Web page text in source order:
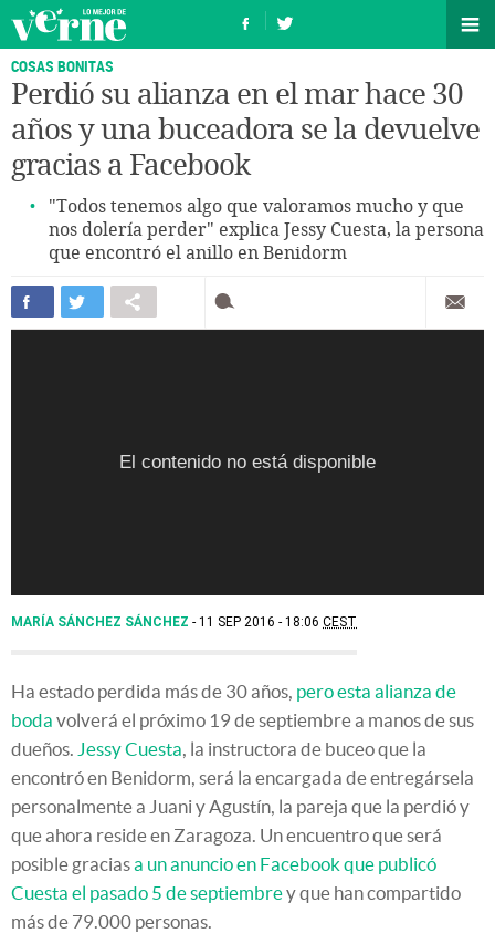
COSAS BONITAS
Perdió su alianza en el mar hace 30
años y una buceadora se la devuelve
gracias a Facebook
"Todos tenemos algo que valoramos mucho y que
nos dolería perder" explica Jessy Cuesta, la persona
que encontró el anillo en Benidorm
El contenido no está disponible
MARÍA SÁNCHEZ SÁNCHEZ 11 SEP 2016 - 18:06 CEST
Ha estado perdida más de 30 años, pero esta alianza de
boda volverá el próximo 19 de septiembre a manos de sus
dueños. Jessy Cuesta, la instructora de buceo que la
encontró en Benidorm, será la encargada de entregársela
personalmente a Juani y Agustín, la pareja que la perdió y
que ahora reside en Zaragoza. Un encuentro que será
posible graciasa un anuncio en Facebook que publicó
Cuesta el pasado 5 de septiembrey que han compartido
más de 79.000 personas.